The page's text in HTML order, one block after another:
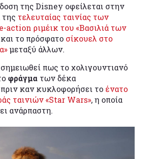
της Disney οφείλεται στην
της τελευταίας ταινίας των
action ριμέικ του «Βασιλιά των
το πρόσφατο σίκουελ στο
μεταξύ άλλων.
πως το χολιγουντιανό
φράγμα των δέκα
καν κυκλοφορήσει το ένατο
ταινιών «Star Wars», η οποία
ανάρπαστη.